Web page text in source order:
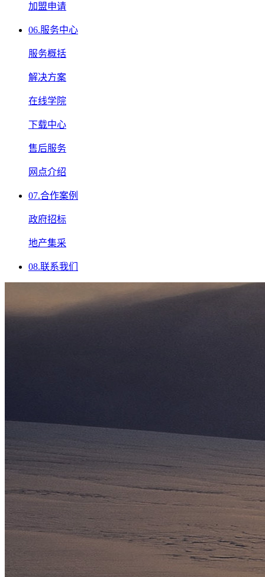
加盟申请
06.服务中心
服务概括
解决方案
在线学院
下载中心
售后服务
网点介绍
07.合作案例
政府招标
地产集采
08.联系我们